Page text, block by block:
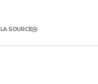
LA SOURCE